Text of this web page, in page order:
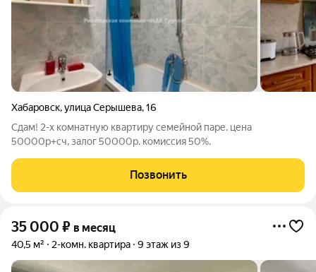
Хабаровск,улица Серышева,16
Сдам! 2-х комнатную квартиру семейной паре. цена
50000р+сч, залог 50000р. комиссия 50%.
Позвонить
35 000 ₽ в месяц
40,5 м² 2-комн. квартира 9 этаж из 9